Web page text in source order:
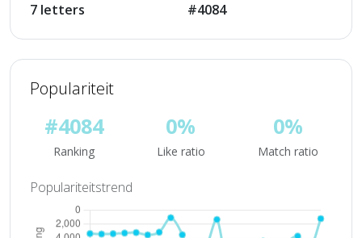
7 letters #4084
Populariteit
#4084
Ranking
0%
Like ratio
0%
Match ratio
Populariteitstrend